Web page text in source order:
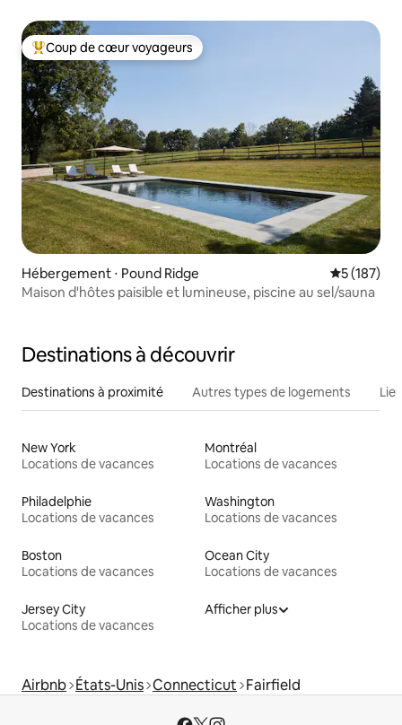
Coups de cœur voyageurs les plus appréciés
Coup de cœur voyageurs
Hébergement ⋅ Pound Ridge Évaluation
5 (187)
Maison d'hôtes paisible et lumineuse, piscine au sel/sauna
Destinations à découvrir
Destinations à proximité Autres types de logements
New York
Locations de vacances
Montréal
Locations de vacances
Philadelphie
Locations de vacances
Washington
Locations de vacances
Boston
Locations de vacances
Ocean City
Locations de vacances
Jersey City
Locations de vacances
Afficher plus
Airbnb États-Unis Connecticut Fairfield